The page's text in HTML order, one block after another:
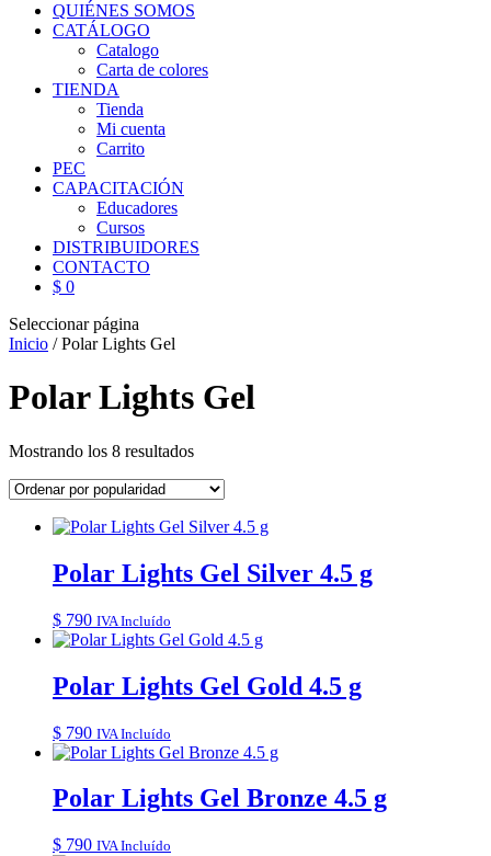
QUIÉNES SOMOS
CATÁLOGO
Catalogo
Carta de colores
TIENDA
Tienda
Mi cuenta
Carrito
PEC
CAPACITACIÓN
Educadores
Cursos
DISTRIBUIDORES
CONTACTO
$ 0
Seleccionar página
Inicio / Polar Lights Gel
Polar Lights Gel
Mostrando los 8 resultadosOrdenado
popularidad
Polar Lights Gel Silver 4.5 g
$ 790 IVA Incluído
Polar Lights Gel Gold 4.5 g
$ 790 IVA Incluído
Polar Lights Gel Bronze 4.5 g
$ 790 IVA Incluído